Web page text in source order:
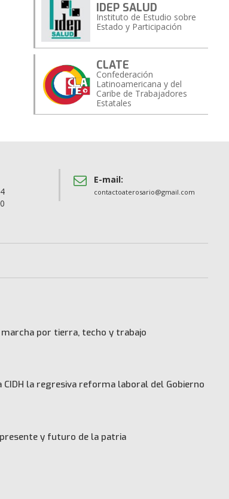
IDEP SALUD
Instituto de Estudio sobre
Estado y Participación
CLATE
Confederación
Latinoamericana y del
Caribe de Trabajadores
Estatales
E-mail:
contactoaterosario@gmail.com
por tierra, techo y trabajo
CIDH la regresiva reforma laboral del Gobierno
y futuro de la patria